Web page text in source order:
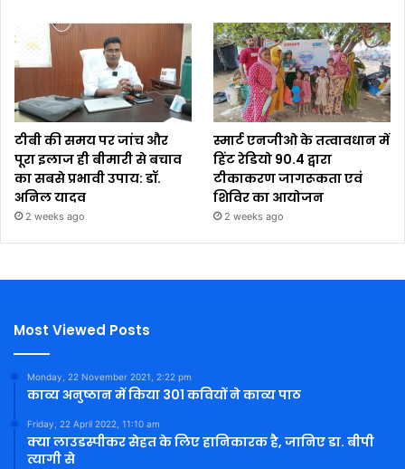
टीबी की समय पर जांच और
पूरा इलाज ही बीमारी से बचाव
का सबसे प्रभावी उपाय: डॉ.
अनिल यादव
2 weeks ago
स्मार्ट एनजीओ के तत्वावधान में
हिंट रेडियो 90.4 द्वारा
टीकाकरण जागरूकता एवं
शिविर का आयोजन
2 weeks ago
Most Viewed Posts
Monday, 22 November 2021, 2:22 pm
काव्य अनुष्ठान में किया 301 कवियों ने काव्य पाठ
Friday, 22 April 2022, 11:10 am
क्या लाउडस्पीकर सेहत के लिए हानिकारक है, जानिए डा. बीपी
त्यागी से